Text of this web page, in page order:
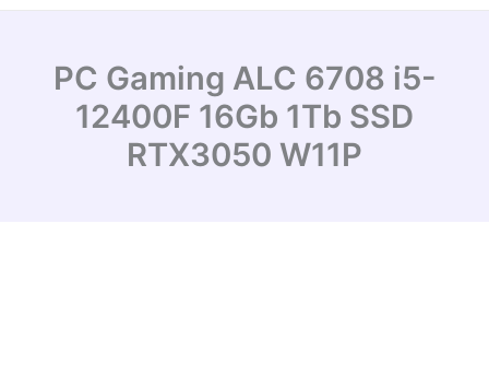
PC Gaming ALC 6708 i5-
12400F 16Gb 1Tb SSD
RTX3050 W11P